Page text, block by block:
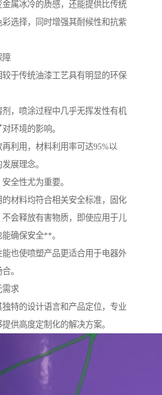
属冰冷的质感，还能提供比传统
选择，同时增强其耐候性和抗紫
障
于传统油漆工艺具有明显的环保
，喷涂过程中几乎无挥发性有机
环境的影响。
利用，材料利用率可达95%以
展理念。
全性尤为重要。
材料均符合相关安全标准，固化
会释放有害物质，即使应用于儿
确保安全**。
能也使喷塑产品更适合用于电器外
。
需求
特的设计语言和产品定位，专业
供高度定制化的解决方案。